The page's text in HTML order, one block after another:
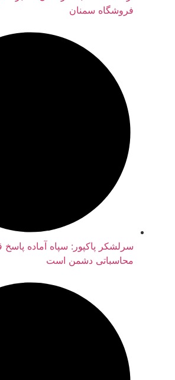
فروشگاه سمنان
سرلشکر پاکپور: سپاه آماده پاسخ قاطع به
محاسباتی دشمن است